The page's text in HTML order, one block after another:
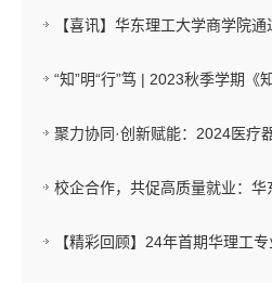
【喜讯】华东理工大学商学院
“知”明“行”笃 | 2023秋季学期《
聚力协同·创新赋能：2024医疗
校企合作，共促高质量就业：
【精彩回顾】24年首期华理工